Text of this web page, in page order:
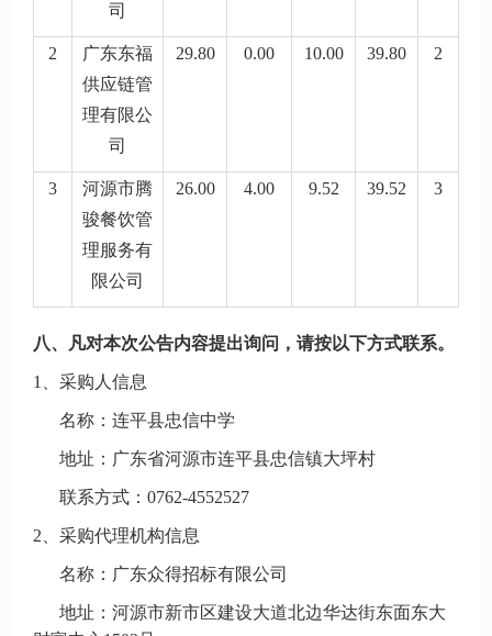
司
2
广东东福
供应链管
理有限公
司
29.80 0.00 10.00 39.80 2
3
河源市腾
骏餐饮管
理服务有
限公司
26.00 4.00 9.52 39.52 3
八、凡对本次公告内容提出询问，请按以下方式联系。
1 采购人信息
名称：连平县忠信中学
地址：广东省河源市连平县忠信镇大坪村
联系方式： 0762-4552527
2 采购代理机构信息
名称： 广东众得招标有限公司
地址：河源市新市区建设大道北边华达街东面东大